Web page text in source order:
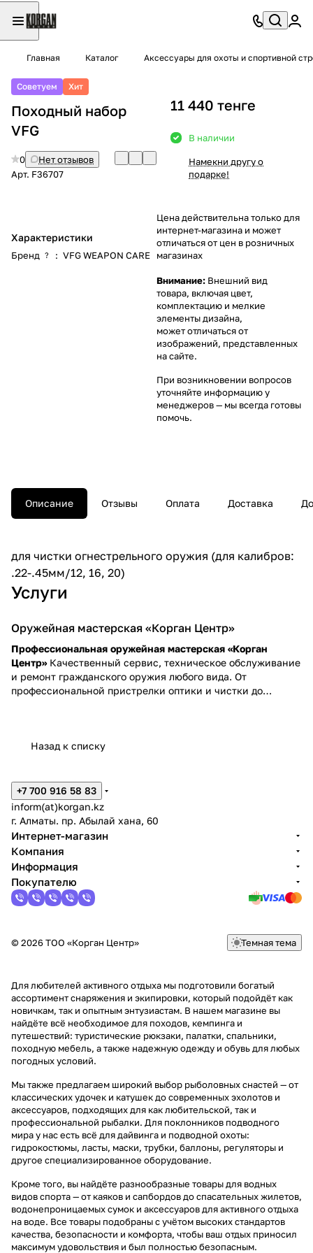
Главная Каталог Аксессуары для охоты и спортивной
Советуем Хит
Походный набор
VFG
0
Нет отзывов
Арт. F36707
Характеристики
Бренд ? : VFG WEAPON CARE
11 440 тенге
В наличии
Намекни другу о
подарке!
Цена действительна только для
интернет-магазина и может
отличаться от цен в розничных
магазинах
Внимание: Внешний вид
товара, включая цвет,
комплектацию и мелкие
элементы дизайна,
может отличаться от
изображений, представленных
на сайте.
При возникновении вопросов
уточняйте информацию у
менеджеров— мы всегда готовы
помочь.
Описание Отзывы Оплата Доставка
для чистки огнестрельного оружия (для калибров:
.22-.45мм/12, 16, 20)
Услуги
Оружейная мастерская «Корган Центр»
Профессиональная оружейная мастерская «Корган
Центр»Качественный сервис, техническое обслуживание
и ремонт гражданского оружия любого вида. От
профессиональной пристрелки оптики и чистки до
Назад к списку
+7 700 916 58 83
inform(at)korgan.kz
г. Алматы. пр. Абылай хана, 60
Интернет-магазин
Компания
Информация
Покупателю
© 2026 ТОО «Корган Центр» Темная тема
Для любителей активного отдыха мы подготовили богатый
ассортимент снаряжения и экипировки, который подойдёт как
новичкам, так и опытным энтузиастам. В нашем магазине вы
найдёте всё необходимое для походов, кемпинга и
путешествий: туристические рюкзаки, палатки, спальники,
походную мебель, а также надежную одежду и обувь для любых
погодных условий.
Мы также предлагаем широкий выбор рыболовных снастей — от
классических удочек и катушек до современных эхолотов и
аксессуаров, подходящих для как любительской, так и
профессиональной рыбалки. Для поклонников подводного
мира у нас есть всё для дайвинга и подводной охоты:
гидрокостюмы, ласты, маски, трубки, баллоны, регуляторы и
другое специализированное оборудование.
Кроме того, вы найдёте разнообразные товары для водных
видов спорта — от каяков и сапбордов до спасательных жилетов,
водонепроницаемых сумок и аксессуаров для активного отдыха
на воде. Все товары подобраны с учётом высоких стандартов
качества, безопасности и комфорта, чтобы ваш отдых приносил
максимум удовольствия и был полностью безопасным.